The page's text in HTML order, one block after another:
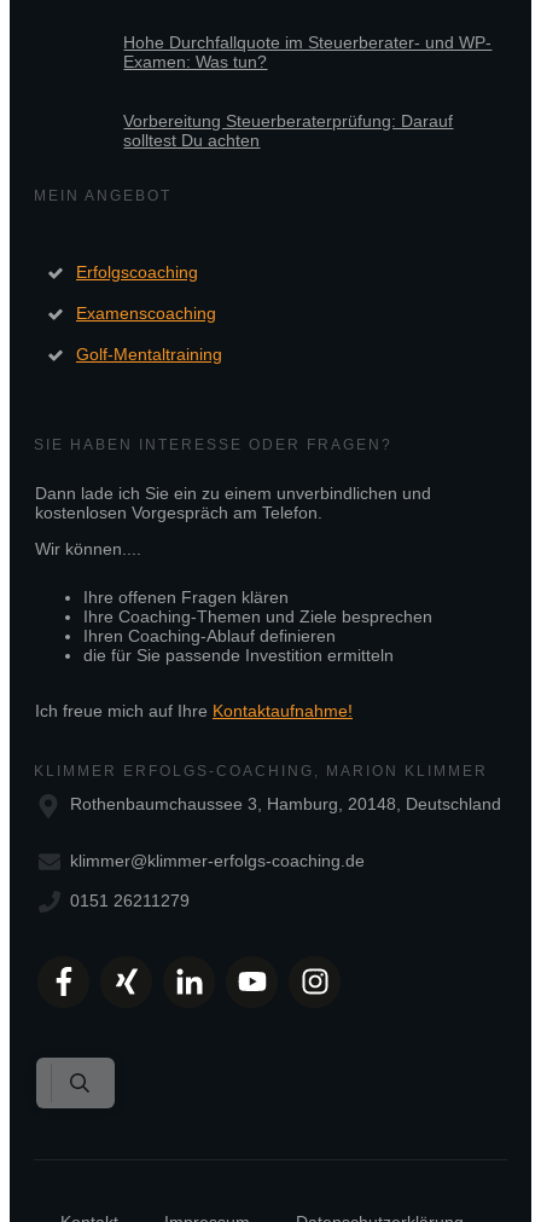
Hohe Durchfallquote im Steuerberater- und WP-
Examen: Was tun?
Vorbereitung Steuerberaterprüfung: Darauf
solltest Du achten
MEIN ANGEBOT
Erfolgscoaching
Examenscoaching
Golf-Mentaltraining
SIE HABEN INTERESSE ODER FRAGEN?
Dann lade ich Sie ein zu einem unverbindlichen und
kostenlosen Vorgespräch am Telefon.
Wir können....
Ihre offenen Fragen klären
Ihre Coaching-Themen und Ziele besprechen
Ihren Coaching-Ablauf definieren
die für Sie passende Investition ermitteln
Ich freue mich auf Ihre Kontaktaufnahme!
KLIMMER ERFOLGS-COACHING, MARION KLIMMER
Rothenbaumchaussee 3, Hamburg, 20148, Deutschland
klimmer@klimmer-erfolgs-coaching.de
0151 26211279